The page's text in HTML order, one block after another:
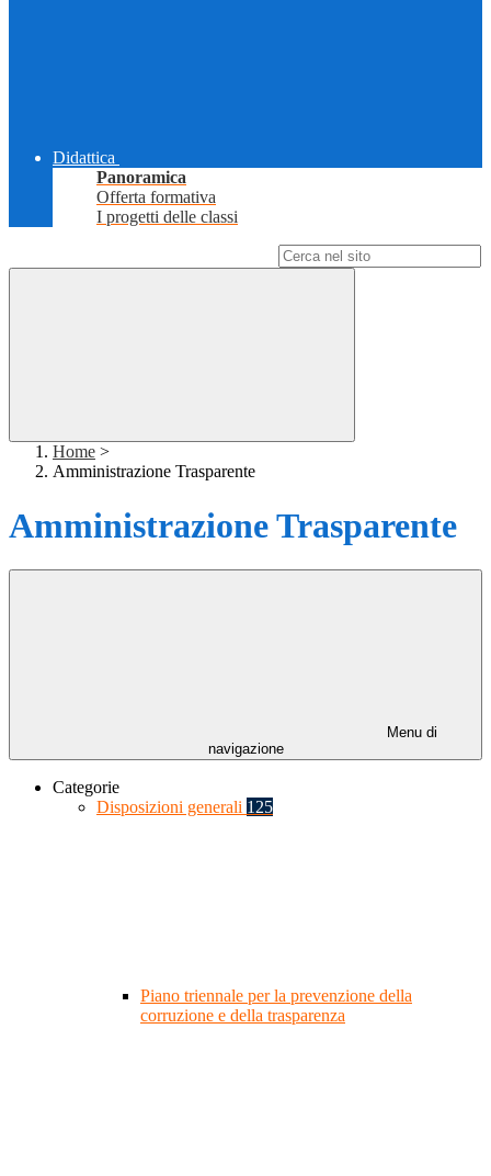
Didattica
Panoramica
Offerta formativa
I progetti delle classi
Home >
Amministrazione Trasparente
Amministrazione Trasparente
Menu di
navigazione
Categorie
Disposizioni generali 125
Piano triennale per la prevenzione della
corruzione e della trasparenza